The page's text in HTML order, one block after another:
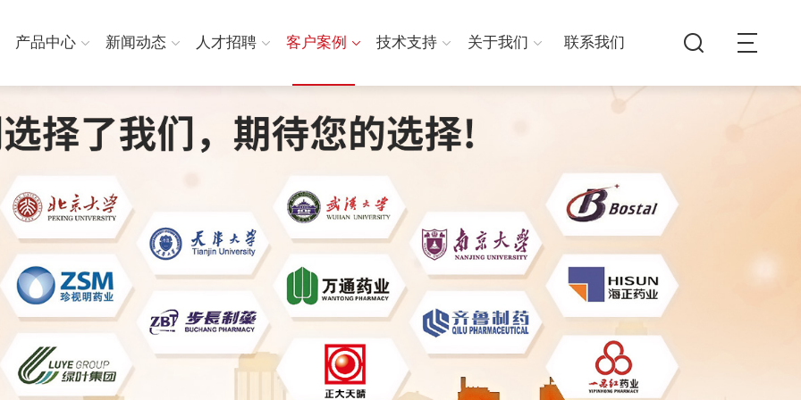
产品中心 新闻动态 人才招聘 客户案例 技术支持 关于我们 联系我们